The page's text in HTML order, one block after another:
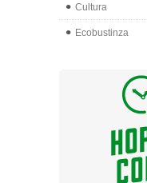
Cultura
Ecobustinza